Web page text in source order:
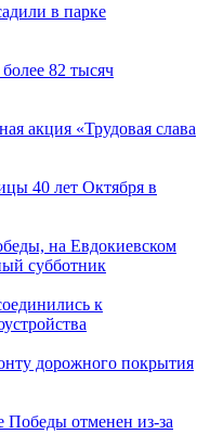
в парке
82 тысяч
акция «Трудовая слава
40 лет Октября в
на Евдокиевском
субботник
к
дорожного покрытия
Победы отменен из-за